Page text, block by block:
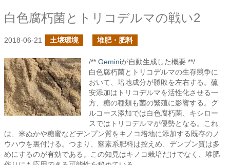
白色腐朽菌とトリコデルマの戦い2
2018-06-21 土壌環境 堆肥・肥料
/** Geminiが自動生成した概要 **/
白色腐朽菌とトリコデルマの生存競争に
おいて、培地成分が勝敗を左右する。硫
安添加はトリコデルマを活性化させる一
方、糖の種類も菌の繁殖に影響する。グ
ルコース添加では白色腐朽菌、キシロー
スではトリコデルマが優勢となる。これ
は、米ぬかや糖蜜などデンプン質をキノコ培地に添加する既存のノ
ウハウを裏付ける。つまり、窒素系肥料は控えめ、デンプン質は多
めにするのが有効である。この知見はキノコ栽培だけでなく、堆肥